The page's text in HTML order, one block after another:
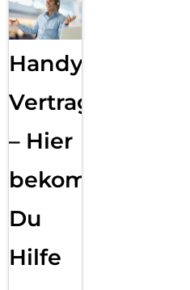
Handy
– Hier
bekommst
Du
Hilfe